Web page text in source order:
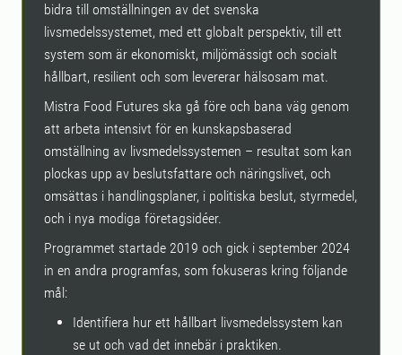
bidra till omställningen av det svenska
livsmedelssystemet, med ett globalt perspektiv, till ett
system som är ekonomiskt, miljömässigt och socialt
hållbart, resilient och som levererar hälsosam mat.
Mistra Food Futures ska gå före och bana väg genom
att arbeta intensivt för en kunskapsbaserad
omställning av livsmedelssystemen – resultat som kan
plockas upp av beslutsfattare och näringslivet, och
omsättas i handlingsplaner, i politiska beslut, styrmedel,
och i nya modiga företagsidéer.
Programmet startade 2019 och gick i september 2024
in en andra programfas, som fokuseras kring följande
mål:
Identifiera hur ett hållbart livsmedelssystem kan
se ut och vad det innebär i praktiken.